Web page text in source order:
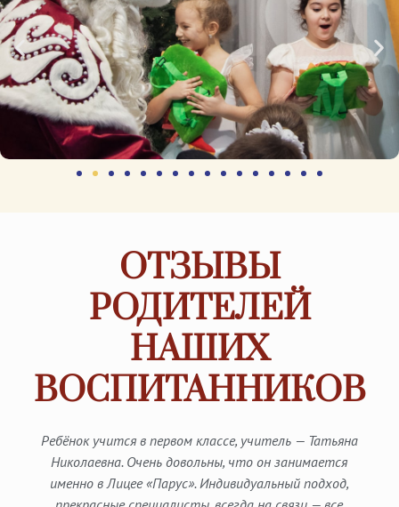
ОТЗЫВЫ
РОДИТЕЛЕЙ
НАШИХ
ВОСПИТАННИКОВ
Уже 2 года пролетело, как наш сын занимается
в Лицее «Парус»! Прежде всего хочу отметить
нашего учителя — Ирину Игоревну. Мы с супругом